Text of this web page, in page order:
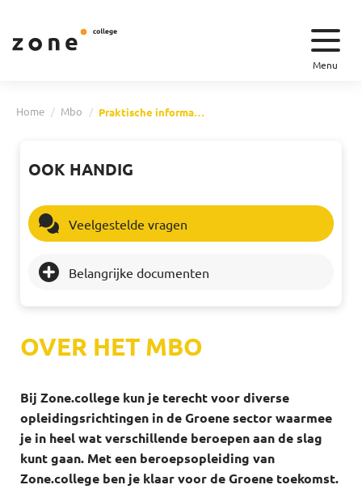
Menu
Home Mbo Praktische informatie mbo
OVER HET MBO
Bij Zone.college kun je terecht voor diverse
opleidingsrichtingen in de Groene sector waarmee
je in heel wat verschillende beroepen aan de slag
kunt gaan. Met een beroepsopleiding van
Zone.college ben je klaar voor de Groene toekomst.
OOK HANDIG
Veelgestelde vragen
Belangrijke documenten